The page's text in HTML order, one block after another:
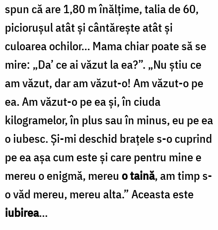
spun că are 1,80 m înălțime, talia de 60,
piciorușul atât și cântărește atât și
culoarea ochilor… Mama chiar poate să se
mire: „Da’ ce ai văzut la ea?”. „Nu știu ce
am văzut, dar am văzut-o! Am văzut-o pe
ea. Am văzut-o pe ea și, în ciuda
kilogramelor, în plus sau în minus, eu pe ea
o iubesc. Și-mi deschid brațele s-o cuprind
pe ea așa cum este și care pentru mine e
mereu o enigmă, mereu o taină, am timp s-
o văd mereu, mereu alta.” Aceasta este
iubirea…